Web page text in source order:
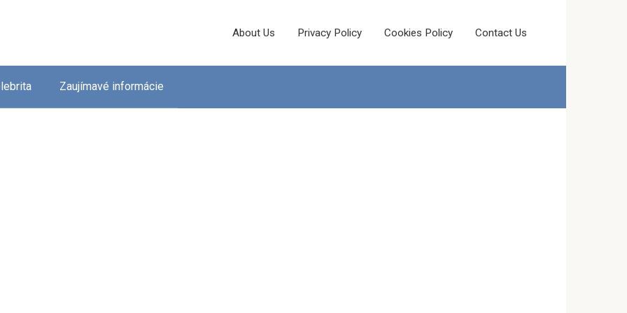
About Us Privacy Policy Cookies Policy Contact Us
Zaujímavé informácie